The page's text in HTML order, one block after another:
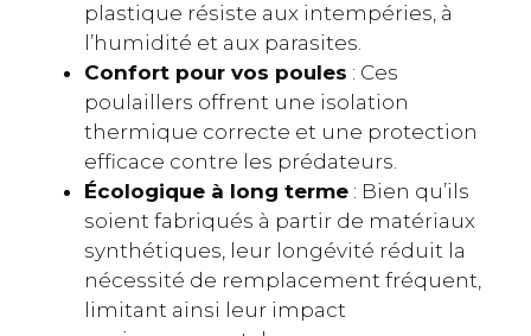
plastique résiste aux intempéries, à
l’humidité et aux parasites.
Confort pour vos poules : Ces
poulaillers offrent une isolation
thermique correcte et une protection
efficace contre les prédateurs.
Écologique à long terme : Bien qu’ils
soient fabriqués à partir de matériaux
synthétiques, leur longévité réduit la
nécessité de remplacement fréquent,
limitant ainsi leur impact